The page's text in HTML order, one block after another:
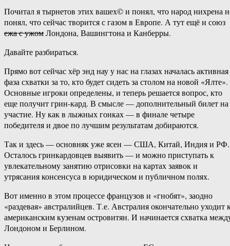
Почитал я тырнетов этих вашех© и понял, что народ нихрена
понял, что сейчас творится с газом в Европе. А тут ещё и союз
ежа с ужомЛондона, Вашингтона и Канберры.
Давайте разбираться.
Прямо вот сейчас хёр энд нау у нас на глазах началась активная
фаза схватки за то, кто будет сидеть за столом на новой «Ялте».
Основные игроки определены, и теперь решается вопрос, кто
еще получит грин-кард. В смысле — дополнительный билет на
участие. Ну как в лыжных гонках — в финале четыре
победителя и двое по лучшим результатам добираются.
Так и здесь — основняк уже ясен — США, Китай, Индия и РФ.
Осталось гринкардовцев выявить — и можно приступать к
увлекательному занятию отрисовки на картах заявок и
утрясания консенсуса в юридическом и публичном полях.
Вот именно в этом процессе французов и «гнобят», заодно
«раздевая» австралийцев. Т.е. Австралия окончательно уходит
американским кузенам островитян. И начинается схватка
Лондоном и Берлином.